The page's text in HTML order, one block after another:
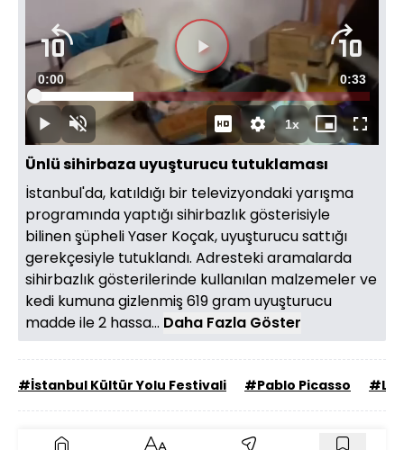
DuraklatSesi
Aç
Süre
0:01 Toplam
Süre
0:33
Yüklendi:
29.52%
1xOynatma
Hızı
Mini
oynatıcı
Tam
Ekran
Ünlü sihirbaza uyuşturucu tutuklaması
İstanbul'da, katıldığı bir televizyondaki yarışma
programında yaptığı sihirbazlık gösterisiyle
bilinen şüpheli Yaser Koçak, uyuşturucu sattığı
gerekçesiyle tutuklandı. Adresteki aramalarda
sihirbazlık gösterilerinde kullanılan malzemeler ve
kedi kumuna gizlenmiş 619 gram uyuşturucu
madde ile 2 hassa... Daha Fazla Göster
#İstanbul Kültür Yolu Festivali #Pablo Picasso